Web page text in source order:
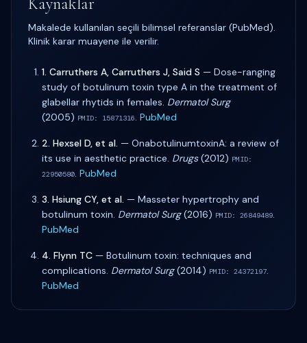
Makalede kullanılan seçili bilimsel referanslar (PubMed).
Klinik karar muayene ile verilir.
1. Carruthers A, Carruthers J, Said S — Dose-ranging
study of botulinum toxin type A in the treatment of
glabellar rhytids in females. Dermatol Surg
(2005) PMID: 15871316. PubMed
2. Hexsel D, et al. — OnabotulinumtoxinA: a review of
its use in aesthetic practice. Drugs(2012) PMID:
22950580. PubMed
3. Hsiung CY, et al. — Masseter hypertrophy and
botulinum toxin. Dermatol Surg(2016) PMID: 26849489.
PubMed
4. Flynn TC — Botulinum toxin: techniques and
complications. Dermatol Surg(2014) PMID: 24372197.
PubMed